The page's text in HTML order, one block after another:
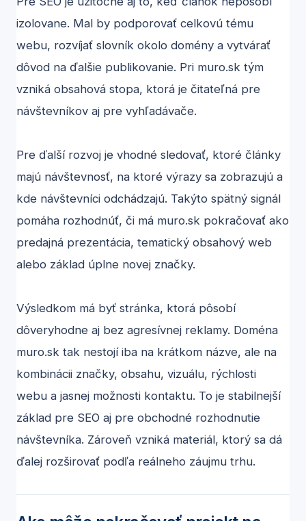
izolovane. Mal by podporovať celkovú tému
webu, rozvíjať slovník okolo domény a vytvárať
dôvod na ďalšie publikovanie. Pri muro.sk tým
vzniká obsahová stopa, ktorá je čitateľná pre
návštevníkov aj pre vyhľadávače.
Pre ďalší rozvoj je vhodné sledovať, ktoré články
majú návštevnosť, na ktoré výrazy sa zobrazujú a
kde návštevníci odchádzajú. Takýto spätný signál
pomáha rozhodnúť, či má muro.sk pokračovať ako
predajná prezentácia, tematický obsahový web
alebo základ úplne novej značky.
Výsledkom má byť stránka, ktorá pôsobí
dôveryhodne aj bez agresívnej reklamy. Doména
muro.sk tak nestojí iba na krátkom názve, ale na
kombinácii značky, obsahu, vizuálu, rýchlosti
webu a jasnej možnosti kontaktu. To je stabilnejší
základ pre SEO aj pre obchodné rozhodnutie
návštevníka. Zároveň vzniká materiál, ktorý sa dá
ďalej rozširovať podľa reálneho záujmu trhu.